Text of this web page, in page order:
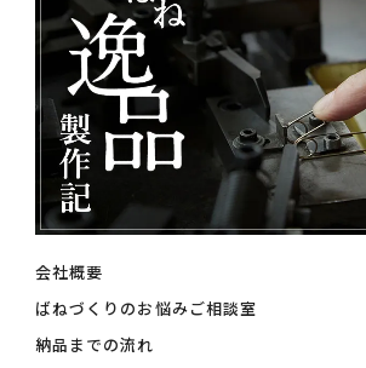
会社概要
ばねづくりのお悩みご相談室
納品までの流れ